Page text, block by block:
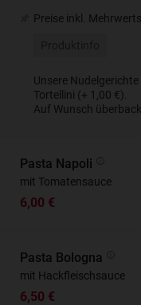
Preise inkl.
Unsere
Tortellini (+ 1,00 €).
Auf Wunsch
Pasta Napoli
mit Tomatensauce
6,00 €
Pasta Bologna
mit Hackfleischsauce
6,50 €